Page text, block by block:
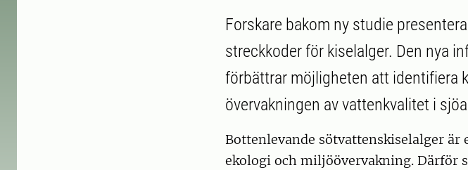
Forskare bakom ny studie
streckkoder för kiselalger. Den nya
förbättrar möjligheten att identifiera
övervakningen av vattenkvalitet i
Bottenlevande sötvattenskiselalger
ekologi och miljöövervakning. Därför